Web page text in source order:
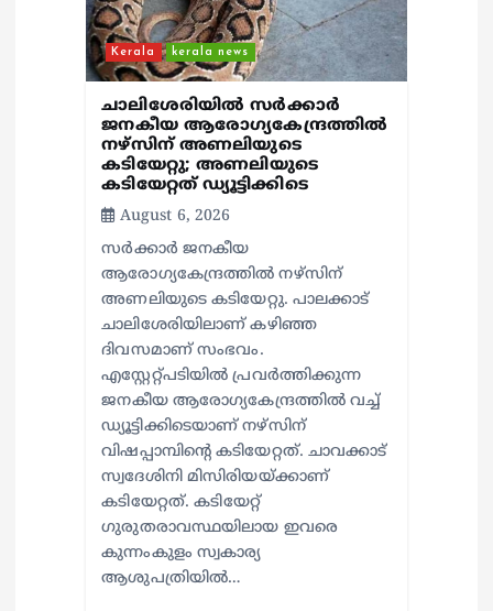
Kerala kerala news
ചാലിശേരിയില്‍ സര്‍ക്കാര്‍
ജനകീയ ആരോഗ്യകേന്ദ്രത്തില്‍
നഴ്സിന് അണലിയുടെ
കടിയേറ്റു; അണലിയുടെ
കടിയേറ്റത് ഡ്യൂട്ടിക്കിടെ
August 6, 2026
സര്‍ക്കാര്‍ ജനകീയ
ആരോഗ്യകേന്ദ്രത്തില്‍ നഴ്സിന്
അണലിയുടെ കടിയേറ്റു. പാലക്കാട്
ചാലിശേരിയിലാണ് കഴിഞ്ഞ
ദിവസമാണ് സംഭവം.
എസ്റ്റേറ്റ്പടിയില്‍ പ്രവര്‍ത്തിക്കുന്ന
ജനകീയ ആരോഗ്യകേന്ദ്രത്തില്‍ വച്ച്
ഡ്യൂട്ടിക്കിടെയാണ് നഴ്സിന്
വിഷപ്പാമ്പിന്റെ കടിയേറ്റത്. ചാവക്കാട്
സ്വദേശിനി മിസിരിയയ്ക്കാണ്
കടിയേറ്റത്. കടിയേറ്റ്
ഗുരുതരാവസ്ഥയിലായ ഇവരെ
കുന്നംകുളം സ്വകാര്യ
ആശുപത്രിയില്‍…